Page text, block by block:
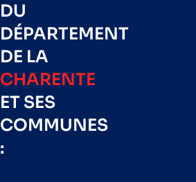
DU
DÉPARTEMENT
DE LA
CHARENTE
ET SES
COMMUNES
: